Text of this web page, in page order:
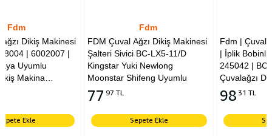
FDM Çuval Ağzı Dikiş Makinesi
Şalteri Sivici BC-LX5-11/D
Kingstar Yuki Newlong
Moonstar Shifeng Uyumlu
Sepete Ekle
Fdm | Çuvalağzı Dikiş
| İplik Bobinlik | 6001001 |
245042 | BC-1-30-13 |
Çuvalağzı Dikiş Makinesi
Sepete Ekle